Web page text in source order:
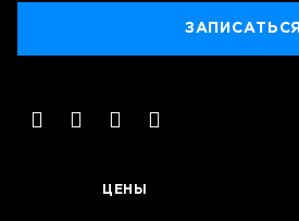
ЗАПИСАТЬСЯ
ЦЕНЫ